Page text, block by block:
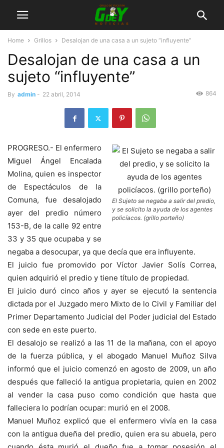
Home Grillos Desalojan de una casa a un sujeto “influyente”
Desalojan de una casa a un
sujeto “influyente”
By admin - 22 abril, 2014 864
El Sujeto se negaba a salir del predio,
y se solicito la ayuda de los agentes
policíacos. (grillo porteño)
PROGRESO.- El enfermero
Miguel Ángel Encalada
Molina, quien es inspector
de Espectáculos de la
Comuna, fue desalojado
ayer del predio número
153-B, de la calle 92 entre
33 y 35 que ocupaba y se
negaba a desocupar, ya que decía que era influyente.
El juicio fue promovido por Víctor Javier Solís Correa,
quien adquirió el predio y tiene título de propiedad.
El juicio duró cinco años y ayer se ejecutó la sentencia
dictada por el Juzgado mero Mixto de lo Civil y Familiar del
Primer Departamento Judicial del Poder judicial del Estado
con sede en este puerto.
El desalojo se realizó a las 11 de la mañana, con el apoyo
de la fuerza pública, y el abogado Manuel Muñoz Silva
informó que el juicio comenzó en agosto de 2009, un año
después que falleció la antigua propietaria, quien en 2002
al vender la casa puso como condición que hasta que
falleciera lo podrían ocupar: murió en el 2008.
Manuel Muñoz explicó que el enfermero vivía en la casa
con la antigua dueña del predio, quien era su abuela, pero